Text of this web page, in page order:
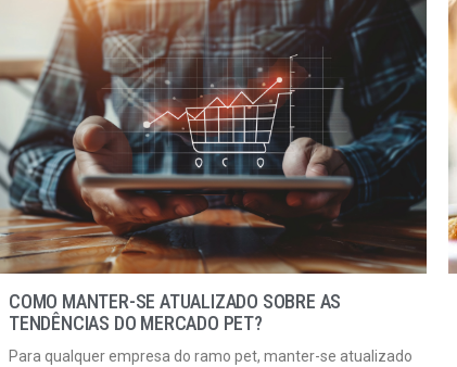
COMO MANTER-SE ATUALIZADO SOBRE AS
TENDÊNCIAS DO MERCADO PET?
Para qualquer empresa do ramo pet, manter-se atualizado